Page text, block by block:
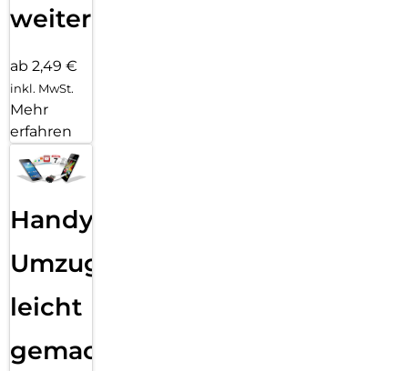
weiter
ab 2,49 €
inkl. MwSt.
Mehr
erfahren
Handy
Umzug
leicht
gemacht!